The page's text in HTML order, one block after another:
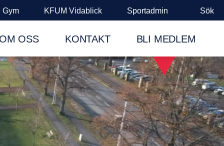
Gym KFUM Vidablick Sportadmin Sök
OSS KONTAKT BLI MEDLEM